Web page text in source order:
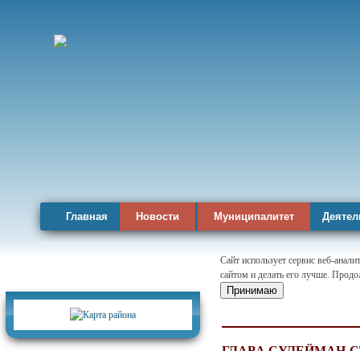
Главная Новости Муниципалитет
Сайт использует сервис веб-
сайтом и делать его лучше.
Принимаю